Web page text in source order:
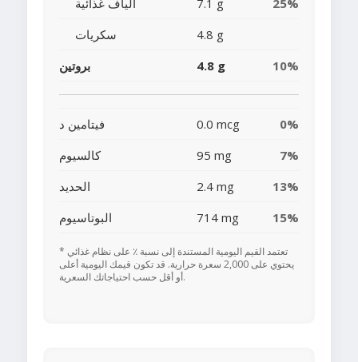
ألياف غذائية 7.1 g
25%
سكريات
4.8 g
بروتين
4.8 g 10%
فيتامين د 0.0 mcg
0%
كالسيوم
95 mg
7%
الحديد
2.4 mg
13%
البوتاسيوم
714 mg 15%
* تعتمد القيم اليومية المستندة إلى نسبة ٪ على نظام غذائي
يحتوي على 2,000 سعرة حرارية. قد تكون قيمك اليومية أعلى
أو أقل حسب احتياجاتك السعرية.